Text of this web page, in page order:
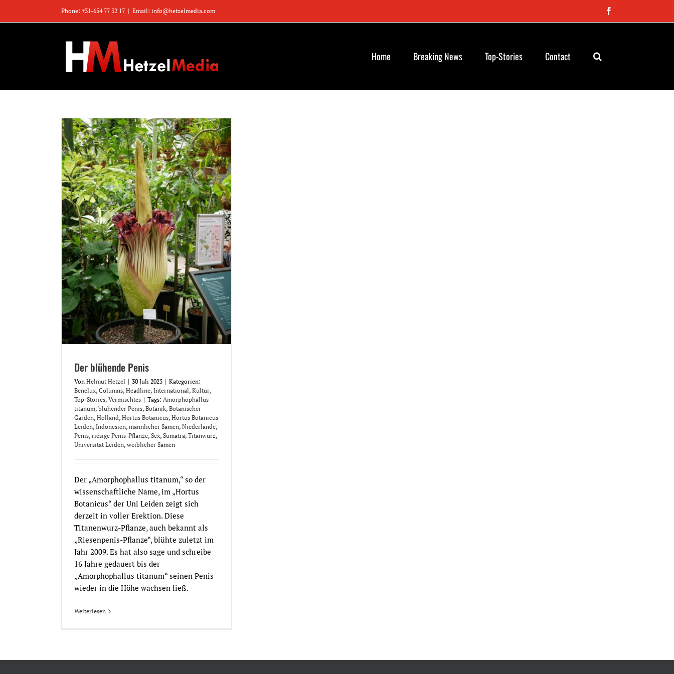
Phone: +31-654 77 32 17 | Email: info@hetzelmedia.com
Home Breaking News Top-Stories Contact
Der blühende Penis
Von Helmut Hetzel | 30 Juli 2025 | Kategorien:
Benelux, Columns, Headline, International, Kultur,
Top-Stories, Vermischtes | Tags: Amorphophallus
titanum, blühender Penis, Botanik, Botanischer
Garden, Holland, Hortus Botanicus, Hortus Botanicus
Leiden, Indonesien, männlicher Samen, Niederlande,
Penis, riesige Penis-Pflanze, Sex, Sumatra, Titanwurz,
Universität Leiden, weiblicher Samen
Der „Amorphophallus titanum,“ so der
wissenschaftliche Name, im „Hortus
Botanicus“ der Uni Leiden zeigt sich
derzeit in voller Erektion. Diese
Titanenwurz-Pflanze, auch bekannt als
„Riesenpenis-Pflanze“, blühte zuletzt im
Jahr 2009. Es hat also sage und schreibe
16 Jahre gedauert bis der
„Amorphophallus titanum“ seinen Penis
wieder in die Höhe wachsen ließ.
Weiterlesen